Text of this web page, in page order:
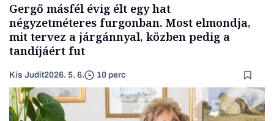
Gergő másfél évig élt egy hat
négyzetméteres furgonban. Most elmondja,
mit tervez a járgánnyal, közben pedig a
tandíjáért fut
Kis Judit2026. 5. 6. 10 perc